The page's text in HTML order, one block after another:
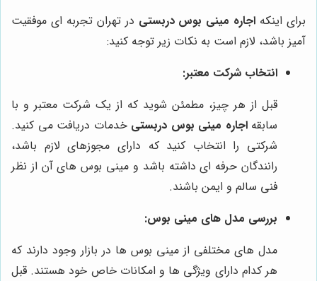
برای اینکه اجاره مینی بوس دربستی در تهران تجربه ای موفقیت
آمیز باشد، لازم است به نکات زیر توجه کنید:
انتخاب شرکت معتبر:
قبل از هر چیز، مطمئن شوید که از یک شرکت معتبر و با
سابقهاجاره مینی بوس دربستی خدمات دریافت می کنید.
شرکتی را انتخاب کنید که دارای مجوزهای لازم باشد،
رانندگان حرفه ای داشته باشد و مینی بوس های آن از نظر
فنی سالم و ایمن باشند.
بررسی مدل های مینی بوس:
مدل های مختلفی از مینی بوس ها در بازار وجود دارند که
هر کدام دارای ویژگی ها و امکانات خاص خود هستند. قبل